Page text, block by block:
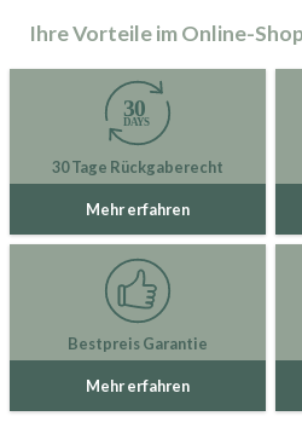
Ihre Vorteile im Online-
30 Tage Rückgaberecht
Mehr erfahren
Bestpreis Garantie
Mehr erfahren